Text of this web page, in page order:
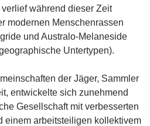
während dieser Zeit
modernen Menschenrassen
und Australo-Melaneside
Untertypen).
der Jäger, Sammler
entwickelte sich zunehmend
Gesellschaft mit verbesserten
einem arbeitsteiligen kollektivem